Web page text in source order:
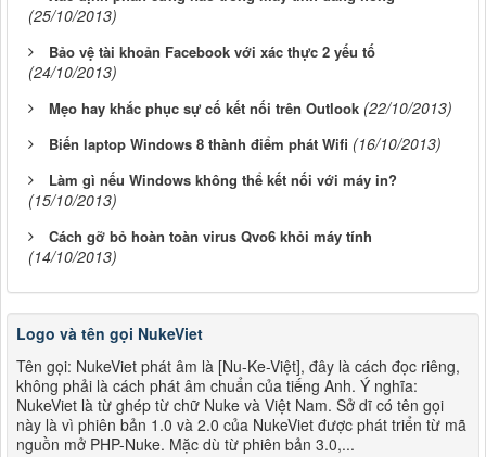
(25/10/2013)
Bảo vệ tài khoản Facebook với xác thực 2 yếu tố
(24/10/2013)
Mẹo hay khắc phục sự cố kết nối trên Outlook (22/10/2013)
Biến laptop Windows 8 thành điểm phát Wifi (16/10/2013)
Làm gì nếu Windows không thể kết nối với máy in?
(15/10/2013)
Cách gỡ bỏ hoàn toàn virus Qvo6 khỏi máy tính
(14/10/2013)
Logo và tên gọi NukeViet
Tên gọi: NukeViet phát âm là [Nu-Ke-Việt], đây là cách đọc riêng,
không phải là cách phát âm chuẩn của tiếng Anh. Ý nghĩa:
NukeViet là từ ghép từ chữ Nuke và Việt Nam. Sở dĩ có tên gọi
này là vì phiên bản 1.0 và 2.0 của NukeViet được phát triển từ mã
nguồn mở PHP-Nuke. Mặc dù từ phiên bản 3.0,...